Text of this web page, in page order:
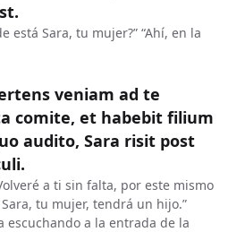
está Sara, tu mujer?” “Ahí, en la
veniam ad te
comite, et habebit filium
audito, Sara risit post
a ti sin falta, por este mismo
tu mujer, tendrá un hijo.”
escuchando a la entrada de la